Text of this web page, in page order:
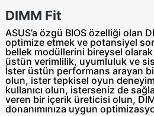
DIMM Fit
ASUS’a özgü BIOS özelliği olan
optimize etmek ve potansiyel
bellek modüllerini bireysel
üstün verimlilik, uyumluluk ve
İster üstün performans arayan
olun, ister tepkisel oyun
kullanıcı olun, isterseniz de
veren bir içerik üreticisi olun,
donanımınıza uygun